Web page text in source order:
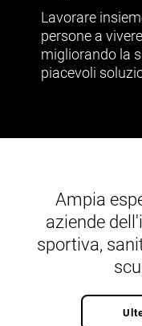
Lavorare
persone a
migliorando la
piacevoli
Ampia
aziende
sportiva,